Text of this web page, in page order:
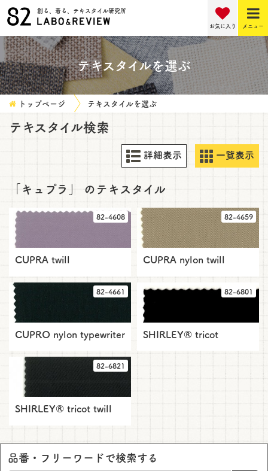
創る、着る、テキスタイル研究所
メニュー
お気に入り
テキスタイルを選ぶ
トップページ テキスタイルを選ぶ
テキスタイル検索
詳細表示 一覧表示
「キュプラ」 のテキスタイル
82-4608
CUPRA twill
82-4659
CUPRA nylon twill
82-4661
CUPRO nylon typewriter
82-6801
SHIRLEY® tricot
82-6821
SHIRLEY® tricot twill
品番・フリーワードで検索する